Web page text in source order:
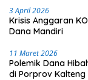
3 April 2026
Krisis Anggaran
Dana Mandiri
11 Maret 2026
Polemik Dana
di Porprov Kalteng